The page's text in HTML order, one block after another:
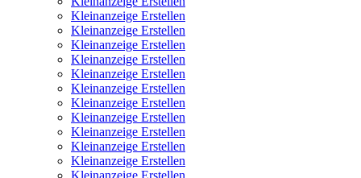
Kleinanzeige Erstellen
Kleinanzeige Erstellen
Kleinanzeige Erstellen
Kleinanzeige Erstellen
Kleinanzeige Erstellen
Kleinanzeige Erstellen
Kleinanzeige Erstellen
Kleinanzeige Erstellen
Kleinanzeige Erstellen
Kleinanzeige Erstellen
Kleinanzeige Erstellen
Kleinanzeige Erstellen